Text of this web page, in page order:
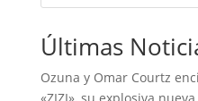
Últimas
Ozuna y Omar Courtz